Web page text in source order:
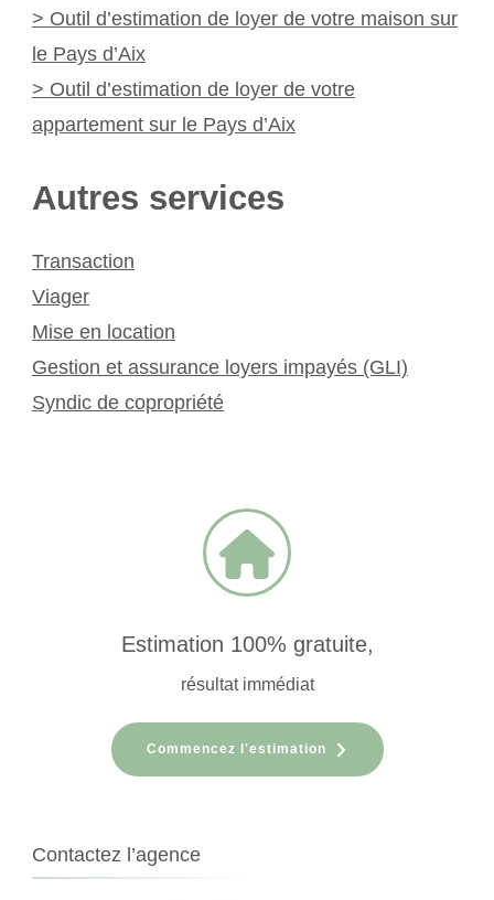
> Outil d’estimation de loyer de votre maison sur
le Pays d’Aix
> Outil d’estimation de loyer de votre
appartement sur le Pays d’Aix
Autres services
Transaction
Viager
Mise en location
Gestion et assurance loyers impayés (GLI)
Syndic de copropriété
Estimation 100% gratuite,
résultat immédiat
Commencez l'estimation
Contactez l’agence